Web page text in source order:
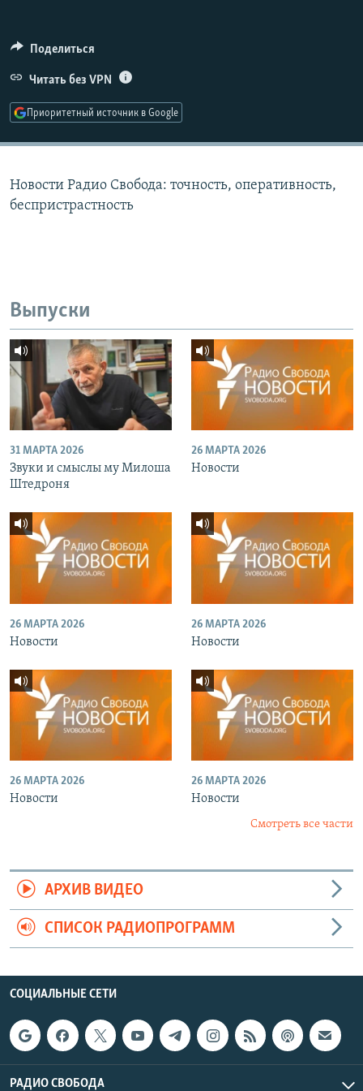
ПОДПИШИТЕСЬ НА РАССЫЛКУ
СОЦИАЛЬНЫЕ СЕТИ
Поделиться
Читать без VPN
Приоритетный источник в Google
Новости Радио Свобода: точность, оперативность,
беспристрастность
Выпуски
31 МАРТА 2026
Звуки и смыслы му Милоша
Штедроня
26 МАРТА 2026
Новости
26 МАРТА 2026
Новости
26 МАРТА 2026
Новости
26 МАРТА 2026
Новости
26 МАРТА 2026
Новости
Смотреть все части
АРХИВ ВИДЕО
СПИСОК РАДИОПРОГРАММ
СОЦИАЛЬНЫЕ СЕТИ
РАДИО СВОБОДА